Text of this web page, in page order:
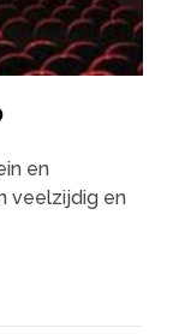
en
veelzijdig en